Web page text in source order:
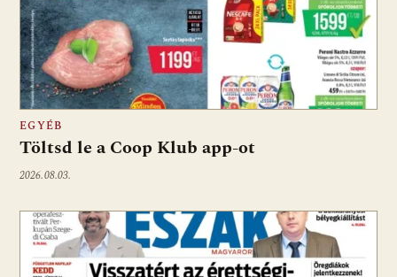
EGYÉB
Töltsd le a Coop Klub app-ot
2026.08.03.